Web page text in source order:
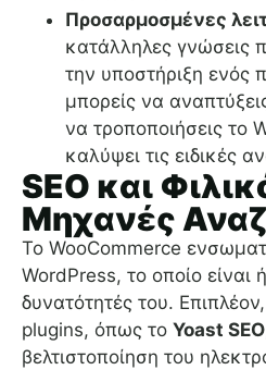
Προσαρμοσμένες
κατάλληλες γνώσεις
την υποστήριξη ενός
μπορείς να
να τροποποιήσεις το
καλύψει τις ειδικές
SEO και
Μηχανές
Το WooCommerce
WordPress, το οποίο είναι
δυνατότητές του.
plugins, όπως το Yoast SEO
βελτιστοποίηση του